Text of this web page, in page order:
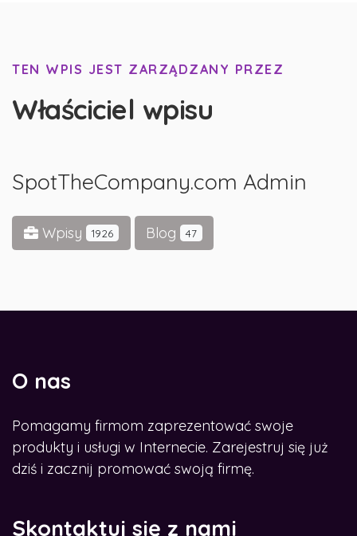
TEN WPIS JEST ZARZĄDZANY PRZEZ
Właściciel wpisu
SpotTheCompany.com Admin
Wpisy 1926 Blog 47
O nas
Pomagamy firmom zaprezentować swoje
produkty i usługi w Internecie. Zarejestruj się już
dziś i zacznij promować swoją firmę.
Skontaktuj się z nami